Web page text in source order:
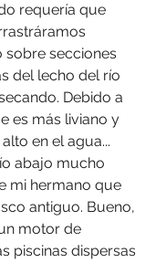
requería que
sobre secciones
del lecho del río
Debido a
es más liviano y
en el agua...
abajo mucho
mi hermano que
antiguo. Bueno,
motor de
piscinas dispersas